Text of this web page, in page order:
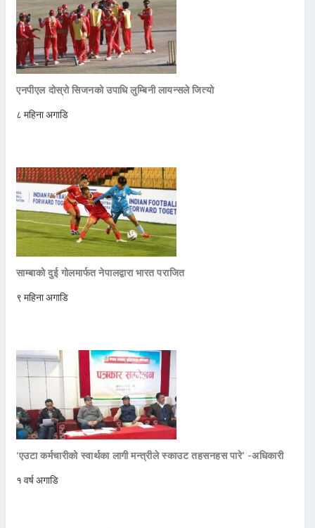
एनपीएल दोस्रो सिजनको उपाधि लुम्बिनी लायन्सले जित्यो
८ महिना अगाडि
साम्बाको दुई गोलमार्फत नेपालद्वारा भारत पराजित
९ महिना अगाडि
‘एउटा कर्मचारीको स्वार्थका लागी मन्त्रीले स्काउट तहसनहस पारे’ -अधिकारी
१ वर्ष अगाडि